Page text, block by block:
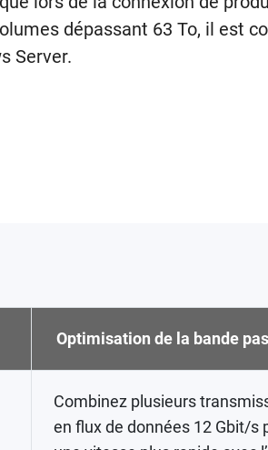
dépassant 63 To, il est
Server.
Optimisation de la bande
Combinez plusieurs
en flux de données 12 Gbit/s